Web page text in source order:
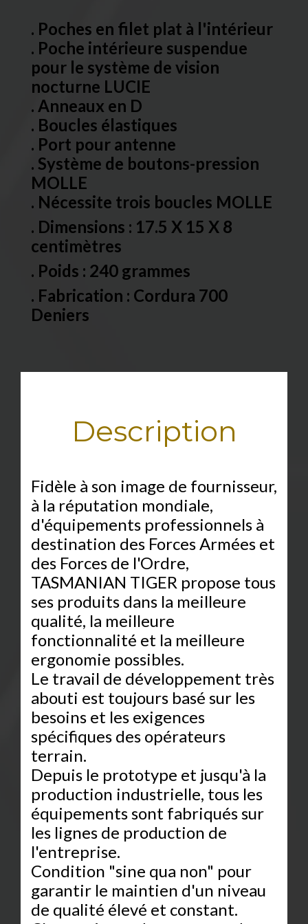
. Poches en filet plat à l'intérieur
. Poche intérieure suspendue
pour le système de vision
nocturne LUCIE
. Anneaux en D
. Boucles élastiques
. Port pour antenne
. Système de boutons-pression
MOLLE
. Nécessite trois boucles MOLLE
. Dimensions : 17.5 X 15 X 8
centimètres
. Poids : 240 grammes
. Fabrication : Cordura 700
Deniers
Description
Fidèle à son image de fournisseur,
à la réputation mondiale,
d'équipements professionnels à
destination des Forces Armées et
des Forces de l'Ordre,
TASMANIAN TIGER propose tous
ses produits dans la meilleure
qualité, la meilleure
fonctionnalité et la meilleure
ergonomie possibles.
Le travail de développement très
abouti est toujours basé sur les
besoins et les exigences
spécifiques des opérateurs
terrain.
Depuis le prototype et jusqu'à la
production industrielle, tous les
équipements sont fabriqués sur
les lignes de production de
l'entreprise.
Condition "sine qua non" pour
garantir le maintien d'un niveau
de qualité élevé et constant.